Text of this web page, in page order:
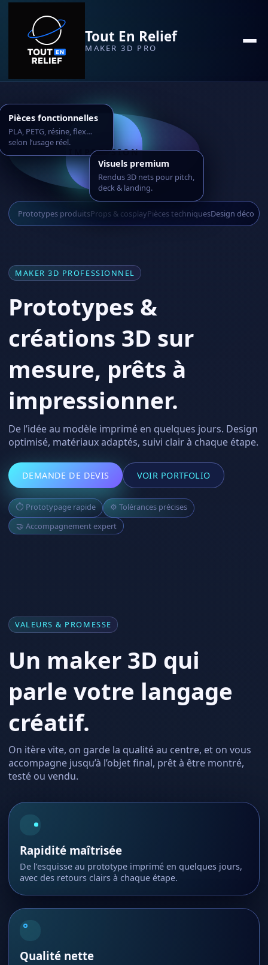
Tout En Relief
MAKER 3D PRO
MAKER 3D PROFESSIONNEL
Prototypes &
créations 3D sur
mesure, prêts à
impressionner.
De l’idée au modèle imprimé en quelques jours. Design
optimisé, matériaux adaptés, suivi clair à chaque étape.
DEMANDE DE DEVIS VOIR PORTFOLIO
⏱ Prototypage rapide
⚙️ Tolérances précises
🤝 Accompagnement expert
IMPRESSION
Pièces fonctionnelles
PLA, PETG, résine, flex…
selon l’usage réel.
Visuels premium
Rendus 3D nets pour pitch,
deck & landing.
Prototypes produitsProps & cosplayPièces techniquesDesign déco
VALEURS & PROMESSE
Un maker 3D qui
parle votre langage
créatif.
On itère vite, on garde la qualité au centre, et on vous
accompagne jusqu’à l’objet final, prêt à être montré,
testé ou vendu.
Rapidité maîtrisée
De l’esquisse au prototype imprimé en quelques jours,
avec des retours clairs à chaque étape.
Qualité nette